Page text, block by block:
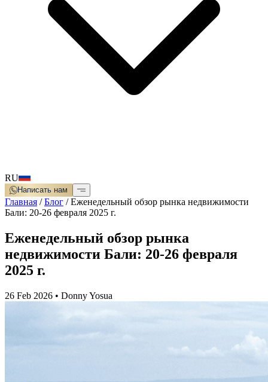
RU
Написать нам
Главная /Блог /Еженедельный обзор рынка недвижимости
Бали: 20-26 февраля 2025 г.
Еженедельный обзор рынка
недвижимости Бали: 20-26 февраля
2025 г.
26 Feb 2026 • Donny Yosua